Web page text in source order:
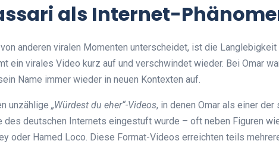
als Internet-
von anderen viralen Momenten unterscheidet, ist die
ein virales Video kurz auf und verschwindet wieder. Bei Omar
Name immer wieder in neuen Kontexten auf.
unzählige „Würdest du eher“-Videos, in denen Omar als einer
des deutschen Internets eingestuft wurde – oft neben Figuren
oder Hamed Loco. Diese Format-Videos erreichten teils